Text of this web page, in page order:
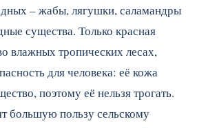
– жабы, лягушки, саламандры
существа. Только красная
влажных тропических лесах,
для человека: её кожа
поэтому её нельзя трогать.
большую пользу сельскому